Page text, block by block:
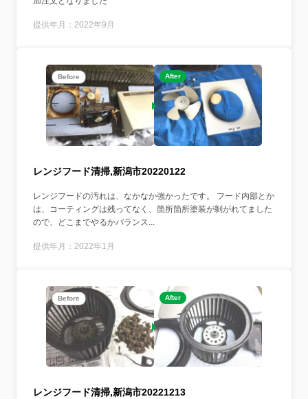
提供年月：2022年9月
Before After
レンジフード清掃,新潟市20220122
レンジフードの汚れは、なかなか強かったです。 フード内部とか
は、コーティングは残ってなく、箇所箇所塗装が剝がれてました
ので、どこまでやるかバランス...
提供年月：2022年1月
Before After
レンジフード清掃,新潟市20221213